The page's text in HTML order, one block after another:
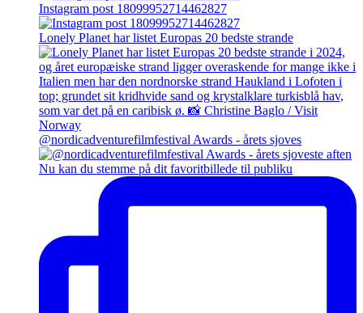
Instagram post 18099952714462827
Lonely Planet har listet Europas 20 bedste strande
@nordicadventurefilmfestival Awards - årets sjoves
Nu kan du stemme på dit favoritbillede til publiku